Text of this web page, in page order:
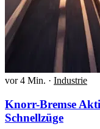
vor 4 Min. · Industrie
Knorr-Bremse
Schnellzüge